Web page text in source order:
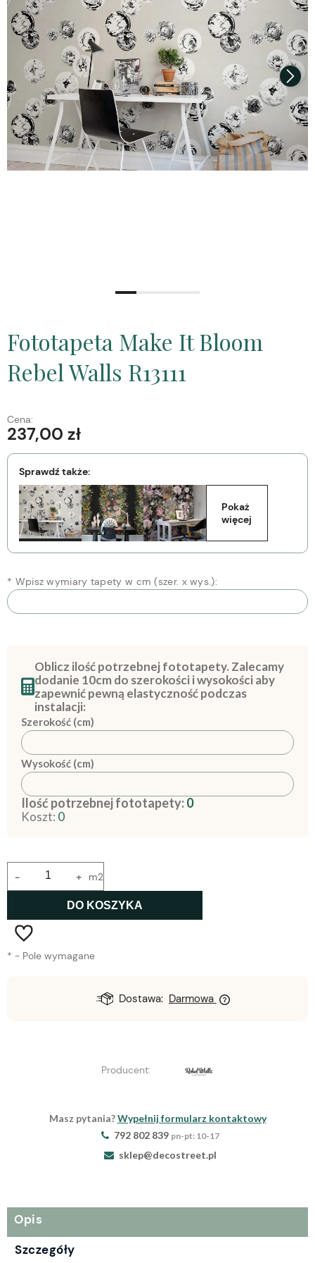
Fototapeta Make It Bloom
Rebel Walls R13111
Cena:
237,00 zł
Sprawdź także:
Pokaż
więcej
* Wpisz wymiary tapety w cm (szer. x wys.):
Oblicz ilość potrzebnej fototapety. Zalecamy
dodanie 10cm do szerokości i wysokości aby
zapewnić pewną elastyczność podczas
instalacji:
Szerokość (cm)
Wysokość (cm)
Ilość potrzebnej fototapety:0
Koszt: 0
+
- m2
DO KOSZYKA
* - Pole wymagane
Dostawa: Darmowa
Producent:
Masz pytania?Wypełnij formularz kontaktowy
792 802 839 pn-pt: 10-17
sklep@decostreet.pl
Opis
Szczegóły